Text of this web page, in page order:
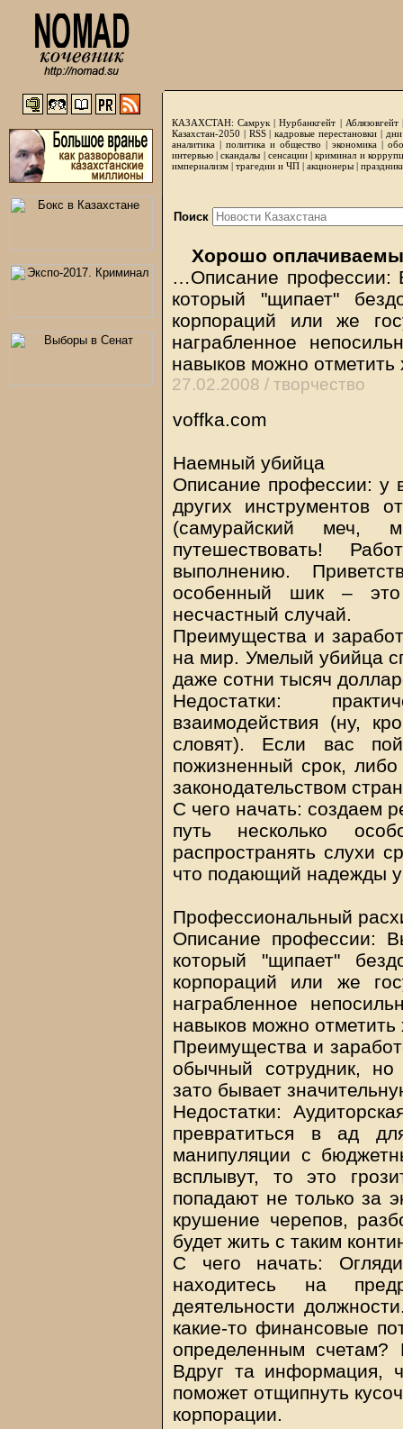
КАЗАХСТАН: Самрук |Нурбанкгейт | Аблязовгейт
Казахстан-2050 | RSS|кадровые перестановки|
аналитика | политика и общество | экономика |
интервью |скандалы | сенсации|криминал и
империализм | трагедии и ЧП | акционеры |
Поиск
Хорошо
…Описание профессии:
который "щипает"
корпораций или же
награбленное
навыков можно
27.02.2008 / творчество
voffka.com
Наемный убийца
Описание профессии: у
других инструментов
(самурайский меч,
путешествовать!
выполнению.
особенный шик – это
несчастный случай.
Преимущества и
на мир. Умелый убийца
даже сотни тысяч
Недостатки:
взаимодействия (ну,
словят). Если вас
пожизненный срок, либо
законодательством
С чего начать: создаем
путь несколько
распространять слухи
что подающий надежды
Профессиональный
Описание профессии:
который "щипает"
корпораций или же
награбленное
навыков можно
Преимущества и
обычный сотрудник,
зато бывает
Недостатки:
превратиться в ад
манипуляции с
всплывут, то это
попадают не только за
крушение черепов,
будет жить с таким
С чего начать:
находитесь на
деятельности
какие-то финансовые
определенным счетам?
Вдруг та информация,
поможет отщипнуть
корпорации.